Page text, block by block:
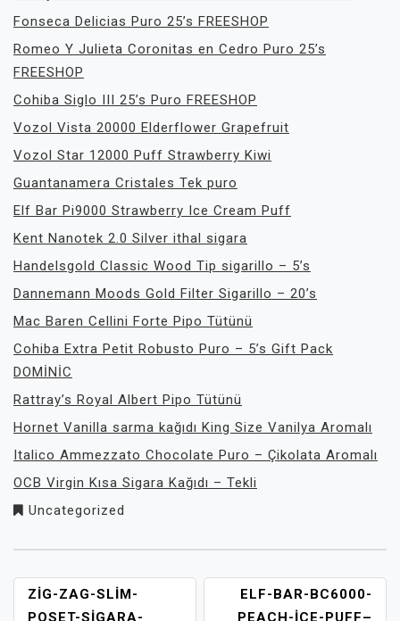
Fonseca Delicias Puro 25’s FREESHOP
Romeo Y Julieta Coronitas en Cedro Puro 25’s
FREESHOP
Cohiba Siglo III 25’s Puro FREESHOP
Vozol Vista 20000 Elderflower Grapefruit
Vozol Star 12000 Puff Strawberry Kiwi
Guantanamera Cristales Tek puro
Elf Bar Pi9000 Strawberry Ice Cream Puff
Kent Nanotek 2.0 Silver ithal sigara
Handelsgold Classic Wood Tip sigarillo – 5’s
Dannemann Moods Gold Filter Sigarillo – 20’s
Mac Baren Cellini Forte Pipo Tütünü
Cohiba Extra Petit Robusto Puro – 5’s Gift Pack
DOMİNİC
Rattray’s Royal Albert Pipo Tütünü
Hornet Vanilla sarma kağıdı King Size Vanilya Aromalı
Italico Ammezzato Chocolate Puro – Çikolata Aromalı
OCB Virgin Kısa Sigara Kağıdı – Tekli
Uncategorized
YAZI
ZIG-ZAG-SLIM-
POSET-SIGARA-
ELF-BAR-BC6000-
PEACH-ICE-PUFF–